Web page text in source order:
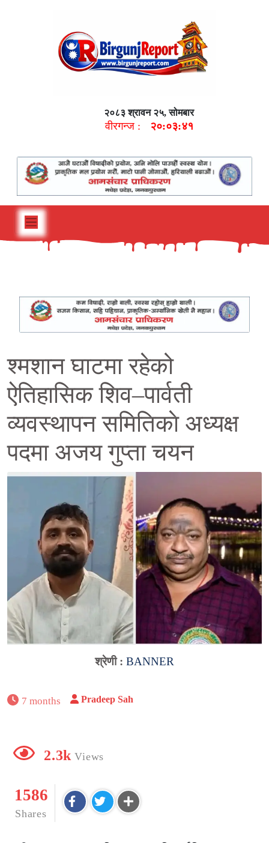
२०८३ श्रावन २५, सोमबार
वीरगन्ज : २०:०३:४२
श्मशान घाटमा रहेको
ऐतिहासिक शिव–पार्वती
व्यवस्थापन समितिकाे अध्यक्ष
पदमा अजय गुप्ता चयन
श्रेणी : BANNER
7 months Pradeep Sah
2.3k Views
1586
Shares